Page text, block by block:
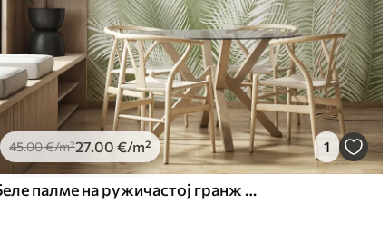
45.00€/m²27.00 €/m² 1
Беле палме на ружичастој гранж позадини. у зеленим бојама